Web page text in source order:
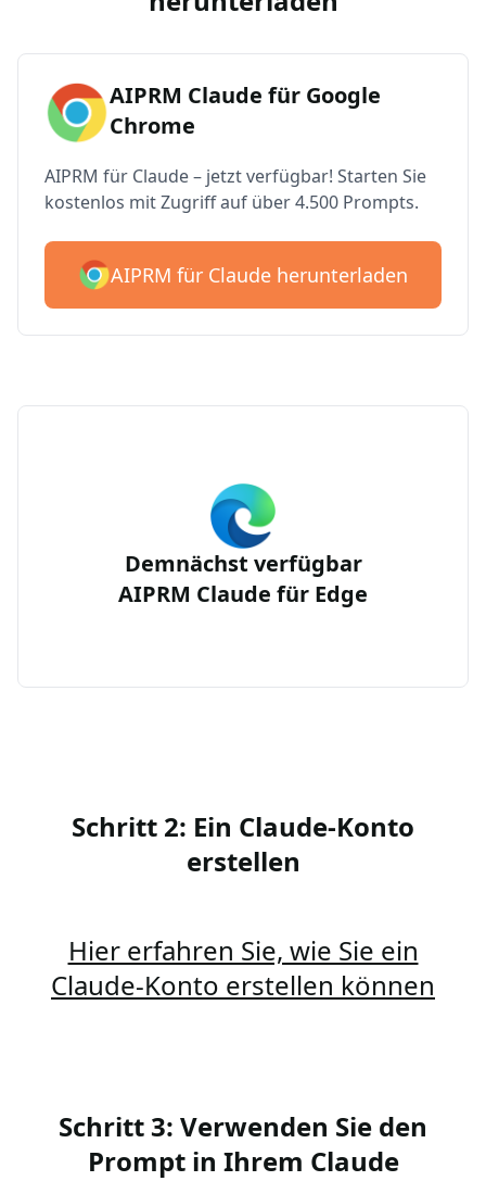
AIPRM Claude für Google
Chrome
AIPRM für Claude – jetzt verfügbar! Starten Sie
kostenlos mit Zugriff auf über 4.500 Prompts.
AIPRM für Claude herunterladen
Demnächst verfügbar
AIPRM Claude für Edge
Schritt 2: Ein Claude-Konto
erstellen
Hier erfahren Sie, wie Sie ein
Claude-Konto erstellen können
Schritt 3: Verwenden Sie den
Prompt in Ihrem Claude